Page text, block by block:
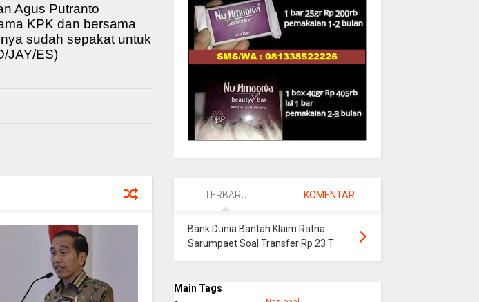
Agus Putranto
KPK dan bersama
sudah sepakat untuk
JAY/ES)
TERBARU KOMENTAR
Bank Dunia Bantah Klaim Ratna
Sarumpaet Soal Transfer Rp 23 T
Main Tags